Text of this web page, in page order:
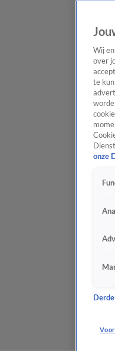
Wij
over
te
onze